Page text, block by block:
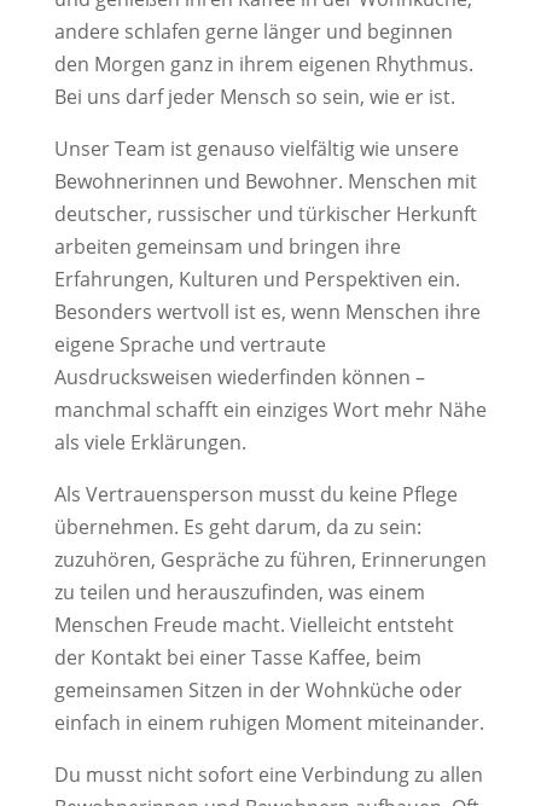
andere schlafen gerne länger und beginnen
den Morgen ganz in ihrem eigenen Rhythmus.
Bei uns darf jeder Mensch so sein, wie er ist.
Unser Team ist genauso vielfältig wie unsere
Bewohnerinnen und Bewohner. Menschen mit
deutscher, russischer und türkischer Herkunft
arbeiten gemeinsam und bringen ihre
Erfahrungen, Kulturen und Perspektiven ein.
Besonders wertvoll ist es, wenn Menschen ihre
eigene Sprache und vertraute
Ausdrucksweisen wiederfinden können –
manchmal schafft ein einziges Wort mehr Nähe
als viele Erklärungen.
Als Vertrauensperson musst du keine Pflege
übernehmen. Es geht darum, da zu sein:
zuzuhören, Gespräche zu führen, Erinnerungen
zu teilen und herauszufinden, was einem
Menschen Freude macht. Vielleicht entsteht
der Kontakt bei einer Tasse Kaffee, beim
gemeinsamen Sitzen in der Wohnküche oder
einfach in einem ruhigen Moment miteinander.
Du musst nicht sofort eine Verbindung zu allen